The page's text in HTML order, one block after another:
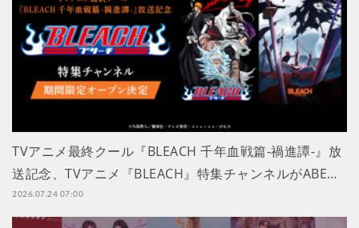
TVアニメ最終クール『BLEACH 千年血戦篇-禍進譚-』放
送記念、TVアニメ『BLEACH』特集チャンネルがABE…
2026.07.24 07:00